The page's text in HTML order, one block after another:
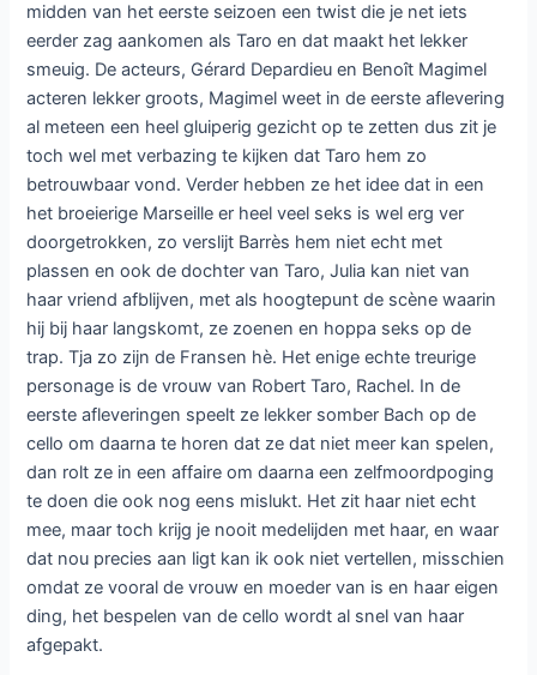
midden van het eerste seizoen een twist die je net iets
eerder zag aankomen als Taro en dat maakt het lekker
smeuig. De acteurs, Gérard Depardieu en Benoît Magimel
acteren lekker groots, Magimel weet in de eerste aflevering
al meteen een heel gluiperig gezicht op te zetten dus zit je
toch wel met verbazing te kijken dat Taro hem zo
betrouwbaar vond. Verder hebben ze het idee dat in een
het broeierige Marseille er heel veel seks is wel erg ver
doorgetrokken, zo verslijt Barrès hem niet echt met
plassen en ook de dochter van Taro, Julia kan niet van
haar vriend afblijven, met als hoogtepunt de scène waarin
hij bij haar langskomt, ze zoenen en hoppa seks op de
trap. Tja zo zijn de Fransen hè. Het enige echte treurige
personage is de vrouw van Robert Taro, Rachel. In de
eerste afleveringen speelt ze lekker somber Bach op de
cello om daarna te horen dat ze dat niet meer kan spelen,
dan rolt ze in een affaire om daarna een zelfmoordpoging
te doen die ook nog eens mislukt. Het zit haar niet echt
mee, maar toch krijg je nooit medelijden met haar, en waar
dat nou precies aan ligt kan ik ook niet vertellen, misschien
omdat ze vooral de vrouw en moeder van is en haar eigen
ding, het bespelen van de cello wordt al snel van haar
afgepakt.